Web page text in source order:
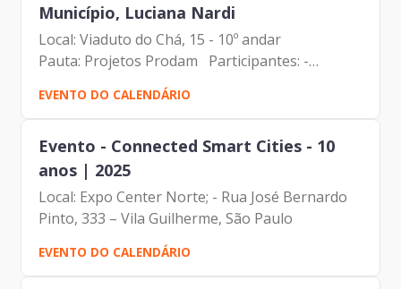
Município, Luciana Nardi
Local: Viaduto do Chá, 15 - 10º andar
Pauta: Projetos Prodam Participantes: -
Francisco Forbes – Presidente | Prodam-SP
- Luciana Nardi - Procuradora Geral do
Município| PGM - Tiago Miguel da...
EVENTO DO CALENDÁRIO
Evento - Connected Smart Cities - 10
anos | 2025
Local: Expo Center Norte; - Rua José Bernardo
Pinto, 333 – Vila Guilherme, São Paulo
EVENTO DO CALENDÁRIO